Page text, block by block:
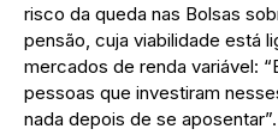
risco da queda nas Bolsas
pensão, cuja viabilidade está
mercados de renda variável:
pessoas que investiram
nada depois de se aposentar”.